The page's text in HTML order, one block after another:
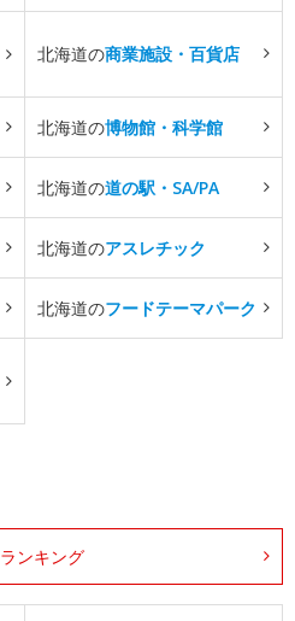
北海道の商業施設・百貨店
北海道の博物館・科学館
北海道の道の駅・SA/PA
北海道のアスレチック
北海道のフードテーマパーク
ランキング